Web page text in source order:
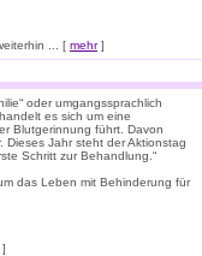
... [ mehr]
oder umgangssprachlich
es sich um eine
Blutgerinnung führt. Davon
Jahr steht der Aktionstag
Schritt zur Behandlung.“
das Leben mit Behinderung für
]